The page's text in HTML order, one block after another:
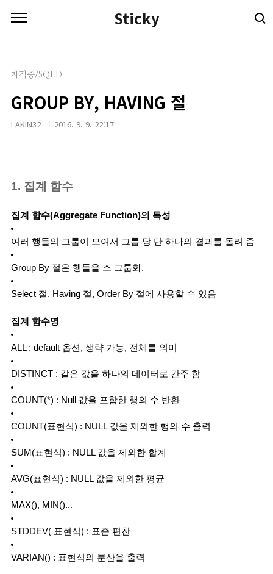
Sticky
자격증/SQLD
GROUP BY, HAVING 절
LAKIN32 2016. 9. 9. 22:17
1. 집계 함수
집계 함수(Aggregate Function)의 특성
여러 행들의 그룹이 모여서 그룹 당 단 하나의 결과를 돌려 줌
Group By 절은 행들을 소 그룹화.
Select 절, Having 절, Order By 절에 사용할 수 있음
집계 함수명
ALL : default 옵션, 생략 가능, 전체를 의미
DISTINCT : 같은 값을 하나의 데이터로 간주 함
COUNT(*) : Null 값을 포함한 행의 수 반환
COUNT(표현식) : NULL 값을 제외한 행의 수 출력
SUM(표현식) : NULL 값을 제외한 합계
AVG(표현식) : NULL 값을 제외한 평균
MAX(), MIN()...
STDDEV( 표현식) : 표준 편찬
VARIAN() : 표현식의 분산을 출력